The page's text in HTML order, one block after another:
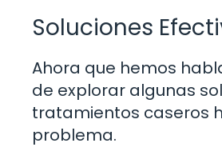
Soluciones
Ahora que hemos
de explorar algunas
tratamientos caseros
problema.